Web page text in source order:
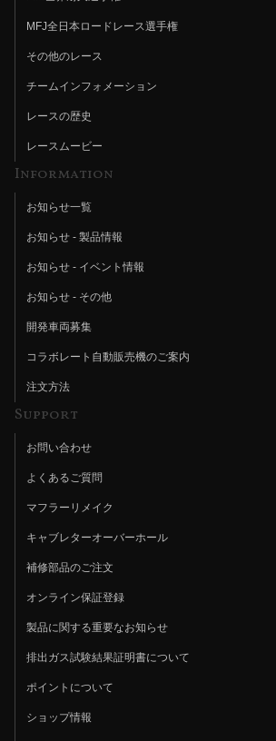
MFJ全日本ロードレース選手権
その他のレース
チームインフォメーション
レースの歴史
レースムービー
Information
お知らせ一覧
お知らせ - 製品情報
お知らせ - イベント情報
お知らせ - その他
開発車両募集
コラボレート自動販売機のご案内
注文方法
Support
お問い合わせ
よくあるご質問
マフラーリメイク
キャブレターオーバーホール
補修部品のご注文
オンライン保証登録
製品に関する重要なお知らせ
排出ガス試験結果証明書について
ポイントについて
ショップ情報